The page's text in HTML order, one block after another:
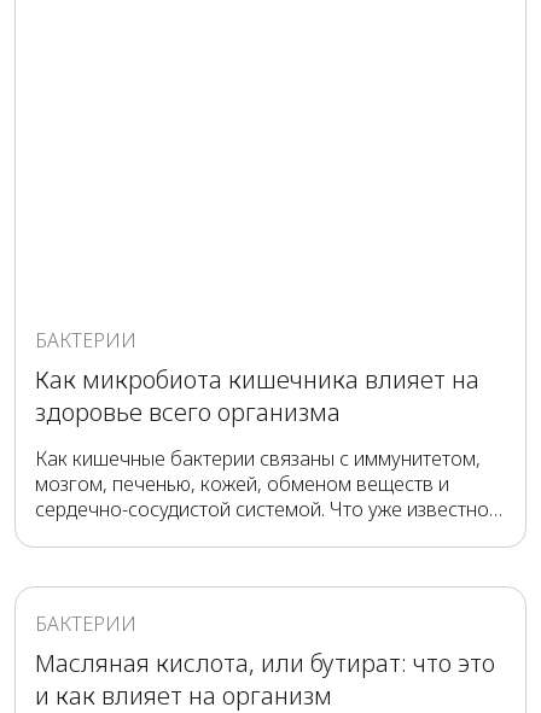
БАКТЕРИИ
Как микробиота кишечника влияет на
здоровье всего организма
Как кишечные бактерии связаны с иммунитетом,
мозгом, печенью, кожей, обменом веществ и
сердечно-сосудистой системой. Что уже известно
БАКТЕРИИ
Масляная кислота, или бутират: что это
и как влияет на организм